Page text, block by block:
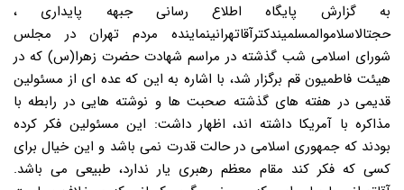
به گزارش پایگاه اطلاع رسانی جبهه پایداری ،
حجتالاسلاموالمسلمیندکترآقاتهرانینماینده مردم تهران در مجلس
شورای اسلامی شب گذشته در مراسم شهادت حضرت زهرا(س) که در
هیئت فاطمیون قم برگزار شد، با اشاره به این که عده ای از مسئولین
قدیمی در هفته های گذشته صحبت ها و نوشته هایی در رابطه با
مذاکره با آمریکا داشته اند، اظهار داشت: این مسئولین فکر کرده
بودند که جمهوری اسلامی در حالت قدرت نمی باشد و این خیال برای
کسی که فکر کند مقام معظم رهبری یار ندارد، طبیعی می باشد.